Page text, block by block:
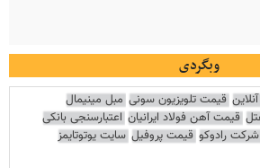
وبگردی
قیمت تلویزیون سونی مبل مینیمال
قیمت آهن فولاد ایرانیان اعتبارسنجی بانکی
شرکت رادوکو قیمت پروفیل سایت یوتوتایمز